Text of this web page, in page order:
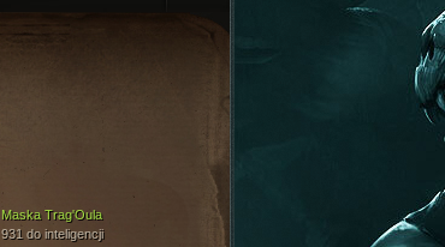
Maska Trag'Oula
931 do inteligencji